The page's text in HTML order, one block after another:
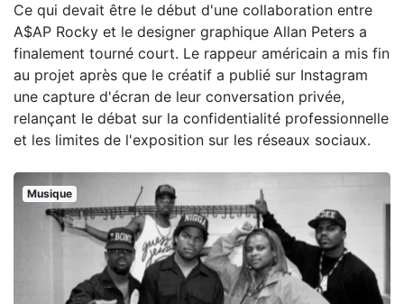
Ce qui devait être le début d'une collaboration entre
A$AP Rocky et le designer graphique Allan Peters a
finalement tourné court. Le rappeur américain a mis fin
au projet après que le créatif a publié sur Instagram
une capture d'écran de leur conversation privée,
relançant le débat sur la confidentialité professionnelle
et les limites de l'exposition sur les réseaux sociaux.
Musique